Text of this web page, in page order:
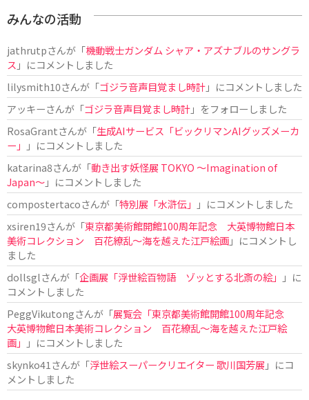
みんなの活動
jathrutpさんが「機動戦士ガンダム シャア・アズナブルのサングラ
ス 」にコメントしました
lilysmith10さんが「ゴジラ音声目覚まし時計」にコメントしました
アッキーさんが「ゴジラ音声目覚まし時計」をフォローしました
RosaGrantさんが「生成AIサービス「ビックリマンAIグッズメーカ
ー」
」にコメントしました
katarina8さんが「動き出す妖怪展 TOKYO 〜Imagination of
Japan〜」にコメントしました
compostertacoさんが「特別展「水滸伝」
」にコメントしました
xsiren19さんが「東京都美術館開館100周年記念 大英博物館日本
美術コレクション 百花繚乱～海を越えた江戸絵画」にコメントし
ました
dollsglさんが「企画展「浮世絵百物語 ゾッとする北斎の絵」
」に
コメントしました
PeggVikutongさんが「展覧会「東京都美術館開館100周年記念
大英博物館日本美術コレクション 百花繚乱〜海を越えた江戸絵
画」
」にコメントしました
skynko41 さんが「浮世絵スーパークリエイター 歌川国芳展 」にコ
メントしました